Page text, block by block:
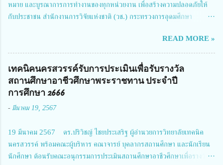
หมาย และบูรณาการการทำงานของทุกหน่วยงาน เพื่อสร้างความปลอดภัยให้
กับประชาชน สำนักงานการวิจัยแห่งชาติ (วช.) กระทรวงการอุดมศึกษา
สมาคมวิศวกรรมชีวการแพทย์ไทย จัดการประชุมเผยแพร่ผลการดำเนินงาน
โครงการการวิจัยเชิงปฏิบัติการโดยบูรณาการทุกภาคส่วน เพื่อลดอุบัติเหตุและ
การเสียชีวิตให้สอดคล้องกับเป้าหมายแผนแม่บทฉบับที่ 5 ในวันที่ 22 มีนาคม
2567 โดยมี ดร.วิภารัตน์ ดีอ่อง ผู้อำนวยการสำนักงานการวิจัยแห่งชาติ เป็น
ประธานในพิธีเปิดพร้อมให้นโยบายการผลักดันงานวิจัยเพื่อความปลอดภัยทาง
การประชุมในครั้งนี้ นางสาวสตตกมล เกียรติพานิช ผู้อำนวยการกองบริหารทุน
Richmond Stylish Convention Hotel จังหวัดนนทบุรี ดร.วิภารัตน์ ดีอ่อง
ผู้อำนวยการสำนักงานการวิจัยแห่งชาติ กล่าวว่า วช. ในฐานะหน่วยงานบริหาร
จัดการทุนวิจัยและนวัตกรรมได้เล็งเห็นถึงความสำคัญของกา...
READ MORE »
เทคนิคนครสวรรค์รับการประเมินเพื่อรับรางวัล
สถานศึกษาอาชีวศึกษาพระราชทาน ประจำปี
การศึกษา 2666
- มีนาคม 19, 2567
19 มีนาคม 2567 ดร.ปริวิชญ์ ไชยประเสริฐ ผู้อำนวยการวิทยาลัยเทคนิค
นครสวรรค์ พร้อมคณะผู้บริหาร คณาจารย์ บุคลากรสถานศึกษา และนักเรียน
นักศึกษา ต้อนรับคณะอนุกรรมการประเมินสถานศึกษาอาชีวศึกษาเพื่อรางวัล